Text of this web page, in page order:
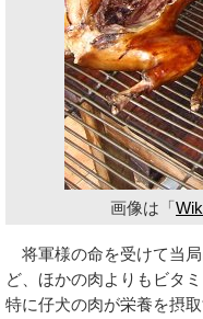
画像は「
将軍様の命を受けて当
ど、ほかの肉よりもビタ
特に仔犬の肉が栄養を摂